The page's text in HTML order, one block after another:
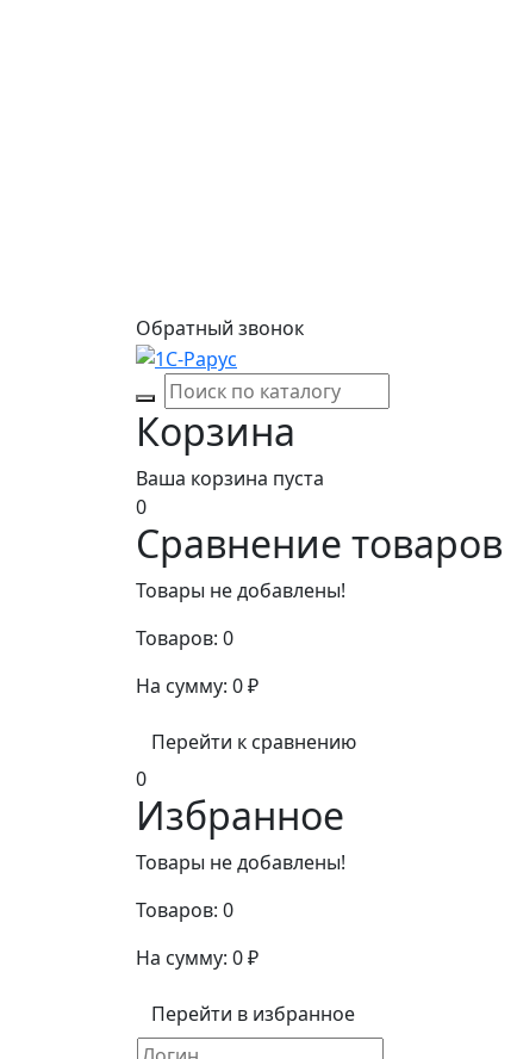
Обратный звонок
Корзина
Ваша корзина пуста
0
Сравнение товаров
Товары не добавлены!
Товаров: 0
На сумму: 0₽
Перейти к сравнению
0
Избранное
Товары не добавлены!
Товаров: 0
На сумму: 0₽
Перейти в избранное